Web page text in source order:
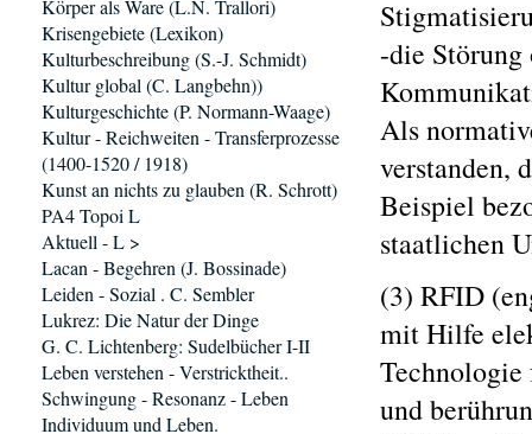
-die
Als
verstanden,
Beispiel
staatlichen
(3) RFID
mit Hilfe
Technologie
und
Körper als Ware (L.N. Trallori)
Krisengebiete (Lexikon)
Kulturbeschreibung (S.-J. Schmidt)
Kultur global (C. Langbehn))
Kulturgeschichte (P. Normann-Waage)
Kultur - Reichweiten - Transferprozesse
(1400-1520 / 1918)
Kunst an nichts zu glauben (R. Schrott)
PA4 Topoi L
Aktuell - L >
Lacan - Begehren (J. Bossinade)
Leiden - Sozial . C. Sembler
Lukrez: Die Natur der Dinge
G. C. Lichtenberg: Sudelbücher I-II
Leben verstehen - Verstricktheit..
Schwingung - Resonanz - Leben
Individuum und Leben.